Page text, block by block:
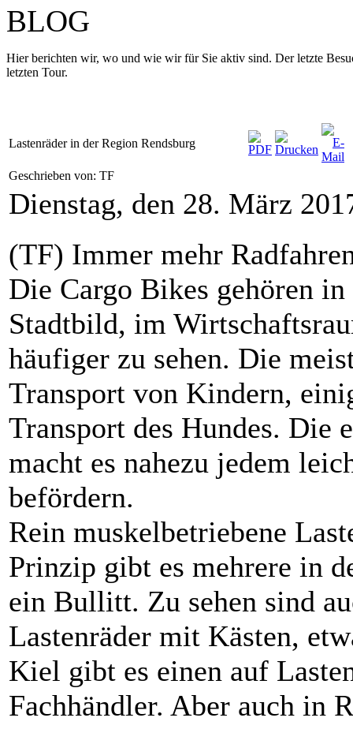
BLOG
Hier berichten wir, wo und wie wir für Sie aktiv sind. Der letzte
letzten Tour.
Lastenräder in der Region Rendsburg
Geschrieben von: TF
Dienstag, den 28. März
(TF) Immer mehr
Die Cargo Bikes gehören
Stadtbild, im
häufiger zu sehen. Die
Transport von Kindern,
Transport des Hundes. Die
macht es nahezu jedem
befördern.
Rein muskelbetriebene
Prinzip gibt es mehrere in
ein Bullitt. Zu sehen sind
Lastenräder mit Kästen,
Kiel gibt es einen auf
Fachhändler. Aber auch in